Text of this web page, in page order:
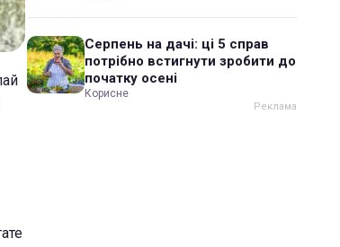
Серпень на дачі: ці 5 справ
потрібно встигнути зробити до
початку осені
Корисне